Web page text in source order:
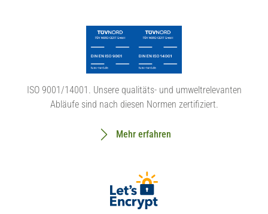
ISO 9001/14001. Unsere qualitäts- und umweltrelevanten
Abläufe sind nach diesen Normen zertifiziert.
Mehr erfahren